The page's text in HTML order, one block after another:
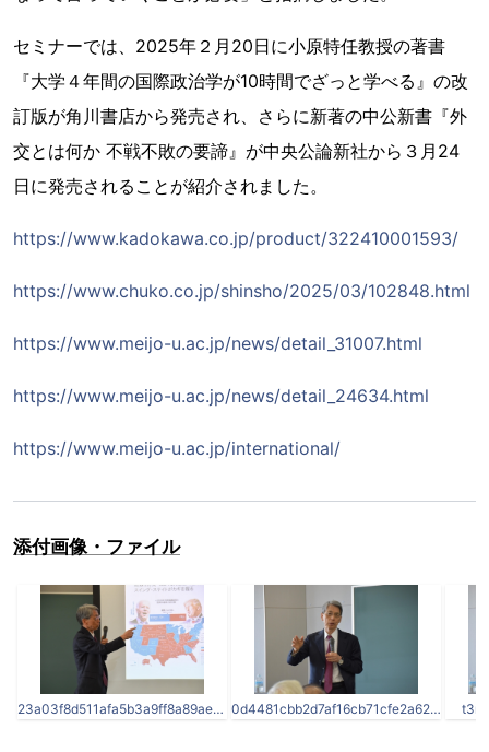
セミナーでは、2025年２月20日に小原特任教授の著書
『大学４年間の国際政治学が10時間でざっと学べる』の改
訂版が角川書店から発売され、さらに新著の中公新書『外
交とは何か 不戦不敗の要諦』が中央公論新社から３月24
日に発売されることが紹介されました。
https://www.kadokawa.co.jp/product/322410001593/
https://www.chuko.co.jp/shinsho/2025/03/102848.html
https://www.meijo-u.ac.jp/news/detail_31007.html
https://www.meijo-u.ac.jp/news/detail_24634.html
https://www.meijo-u.ac.jp/international/
添付画像・ファイル
23a03f8d511afa5b3a9ff8a89ae0bb1f-thumb-3936x2624-65472.jpg 0d4481cbb2d7af16cb71cfe2a622ad5e-thumb-3936x2624-65473.jpg